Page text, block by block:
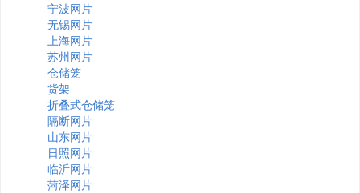
宁波网片
无锡网片
上海网片
苏州网片
仓储笼
货架
折叠式仓储笼
隔断网片
山东网片
日照网片
临沂网片
菏泽网片